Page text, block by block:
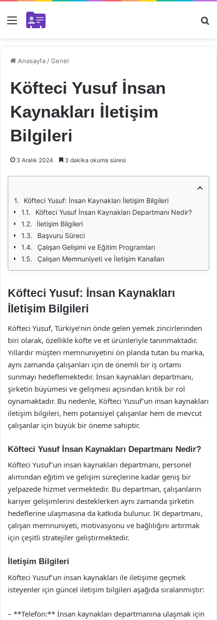
Menü
Anasayfa /Genel
Köfteci Yusuf İnsan
Kaynakları İletişim
Bilgileri
3 Aralık 2024 3 dakika okuma süresi
Köfteci Yusuf: İnsan Kaynakları İletişim Bilgileri
Köfteci Yusuf İnsan Kaynakları Departmanı Nedir?
İletişim Bilgileri
Başvuru Süreci
Çalışan Gelişimi ve Eğitim Programları
Çalışan Memnuniyeti ve İletişim Kanalları
Köfteci Yusuf: İnsan Kaynakları
İletişim Bilgileri
Köfteci Yusuf, Türkiye’nin önde gelen yemek zincirlerinden
biri olarak, özellikle köfte ve et ürünleriyle tanınmaktadır.
Yıllardır müşteri memnuniyetini ön planda tutan bu marka,
aynı zamanda çalışanları için de önemli bir iş ortamı
sunmayı hedeflemektedir. İnsan kaynakları departmanı,
şirketin büyümesi ve gelişmesi açısından kritik bir rol
oynamaktadır. Bu nedenle, Köfteci Yusuf’un insan kaynakları
iletişim bilgileri, hem potansiyel çalışanlar hem de mevcut
çalışanlar için büyük bir öneme sahiptir.
Köfteci Yusuf İnsan Kaynakları Departmanı Nedir?
Köfteci Yusuf’un insan kaynakları departmanı, personel
alımından eğitim ve gelişim süreçlerine kadar geniş bir
yelpazede hizmet vermektedir. Bu departman, çalışanların
kariyer gelişimlerini desteklerken aynı zamanda şirketin
hedeflerine ulaşmasına da katkıda bulunur. İK departmanı,
çalışan memnuniyeti, motivasyonu ve bağlılığını artırmak
için çeşitli stratejiler geliştirmektedir.
İletişim Bilgileri
Köfteci Yusuf’un insan kaynakları ile iletişime geçmek
isteyenler için güncel iletişim bilgileri aşağıda sıralanmıştır:
– **Telefon:** İnsan kaynakları departmanına ulaşmak için